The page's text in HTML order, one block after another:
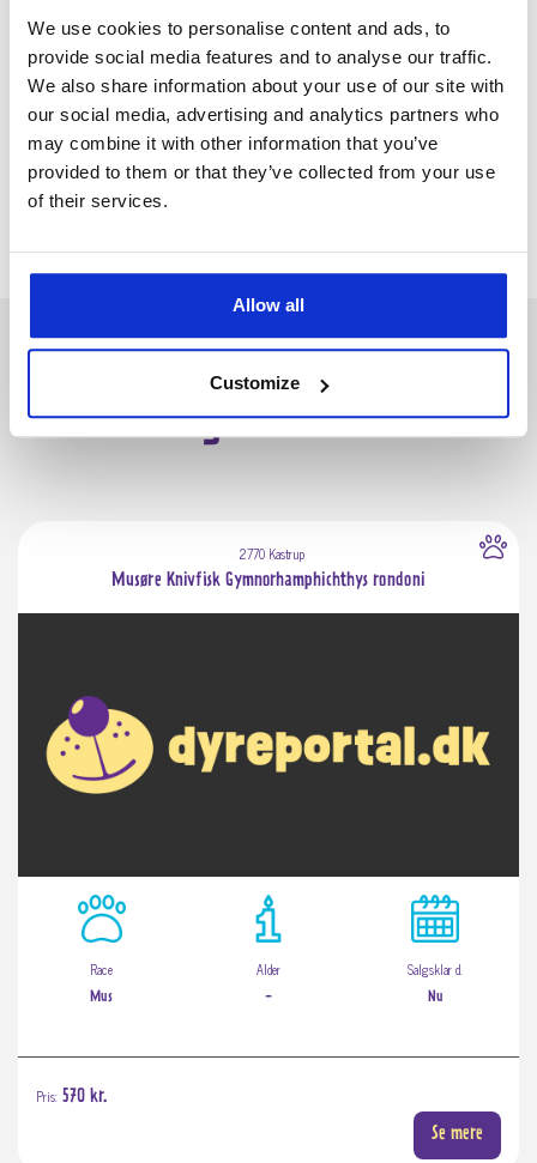
We use cookies to personalise content and ads, to
provide social media features and to analyse our traffic.
We also share information about your use of our site with
our social media, advertising and analytics partners who
may combine it with other information that you’ve
provided to them or that they’ve collected from your use
of their services.
Allow all
Customize
Sælg din gnaver gratis
Leder du med lys og lygte efter en portal, hvor du kan sælge dit
eller dine kæledyr. Hos dyreportal.dk kan du oprette en gratis
kæledyrsannonce, det er nemt og enkelt, man kan være i gang på
under 5 minutter. Vi matcher køber og sælger indenfor gode
rammer.
Opret en gratis dyreannonce her
Mus til salg
2770 Kastrup
Musøre Knivfisk Gymnorhamphichthys rondoni
Race
Mus
Alder
-
Salgsklar d.
Nu
Pris: 570 kr.
Se mere